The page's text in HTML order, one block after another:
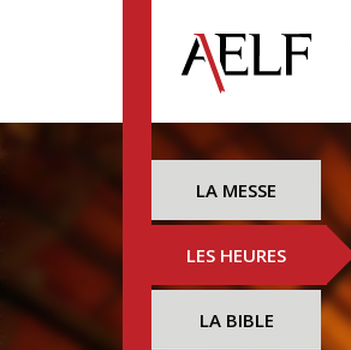
LA MESSE
LES HEURES
LA BIBLE